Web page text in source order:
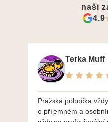
naši
4.9
Terka Muff
Pražská pobočka
o příjemném a